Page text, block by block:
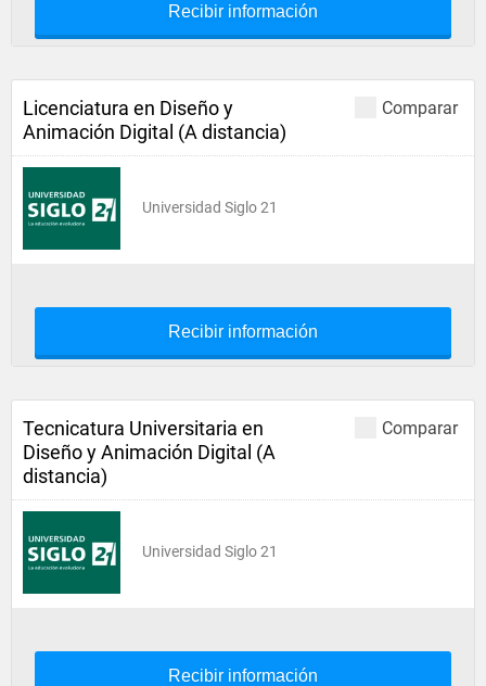
Recibir información
Comparar
Licenciatura en Diseño y
Animación Digital (A distancia)
Universidad Siglo 21
Recibir información
Comparar
Tecnicatura Universitaria en
Diseño y Animación Digital (A
distancia)
Universidad Siglo 21
Recibir información